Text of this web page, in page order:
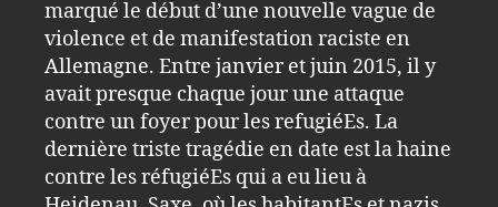
marqué le début d’une nouvelle vague de
violence et de manifestation raciste en
Allemagne. Entre janvier et juin 2015, il y
avait presque chaque jour une attaque
contre un foyer pour les refugiéEs. La
dernière triste tragédie en date est la haine
contre les réfugiéEs qui a eu lieu à